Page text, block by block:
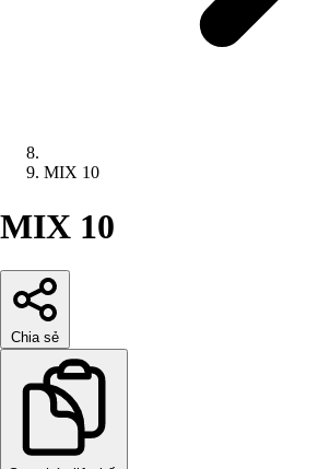
MIX 10
MIX 10
Chia sẻ